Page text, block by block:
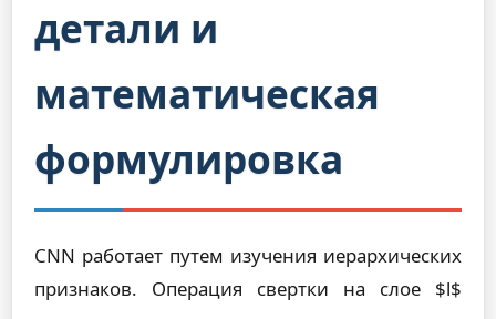
детали и
математическая
формулировка
CNN работает путем изучения иерархических
признаков. Операция свертки на слое $l$